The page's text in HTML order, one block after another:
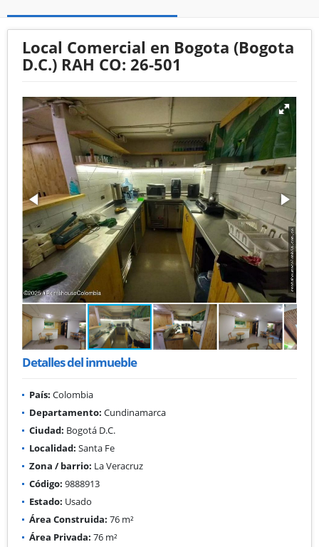
Local Comercial en Bogota (Bogota
D.C.) RAH CO: 26-501
Detalles del inmueble
País: Colombia
Departamento: Cundinamarca
Ciudad: Bogotá D.C.
Localidad: Santa Fe
Zona / barrio: La Veracruz
Código: 9888913
Estado: Usado
Área Construida: 76 m²
Área Privada: 76 m²